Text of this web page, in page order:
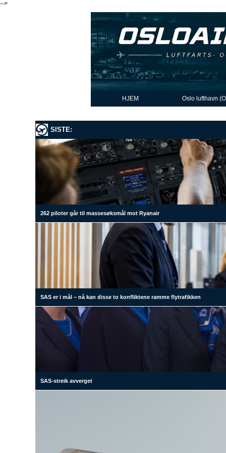
-->
HJEM Oslo lufthavn
SISTE:
262 piloter går til massesøksmål mot Ryanair
SAS er i mål – nå kan disse to konfliktene ramme flytrafikken
SAS-streik avverget